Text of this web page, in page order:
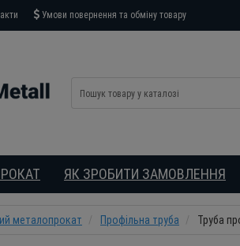
Умови повернення та обміну товару
ЯК ЗРОБИТИ ЗАМОВЛЕННЯ
металопрокат Профільна труба Труба